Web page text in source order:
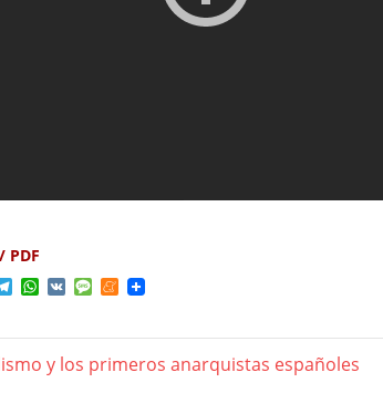
PDF
Telegram
WhatsApp
VK MessageMeneame
y los primeros anarquistas españoles